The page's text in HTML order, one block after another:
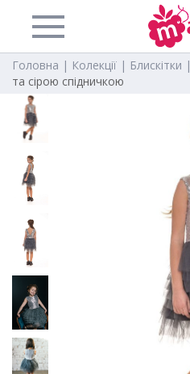
Головна | Колекції | Блискітки |
та сірою спідничкою